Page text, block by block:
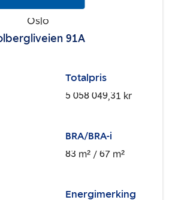
Oslo
91A
Totalpris
5 058 049,31 kr
BRA/BRA-i
83 m² / 67 m²
Energimerking